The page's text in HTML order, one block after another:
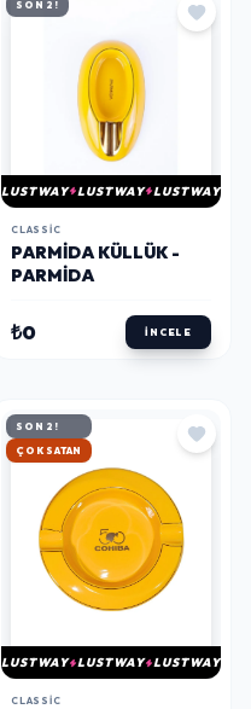
SON 2!
LUSTWAY LUSTWAY LUSTWAY
CLASSIC
PARMIDA KÜLLÜK -
PARMIDA
₺0 İNCELE
SON 2!
HIZLI KARGO
LUSTWAY LUSTWAY LUSTWAY
CLASSIC